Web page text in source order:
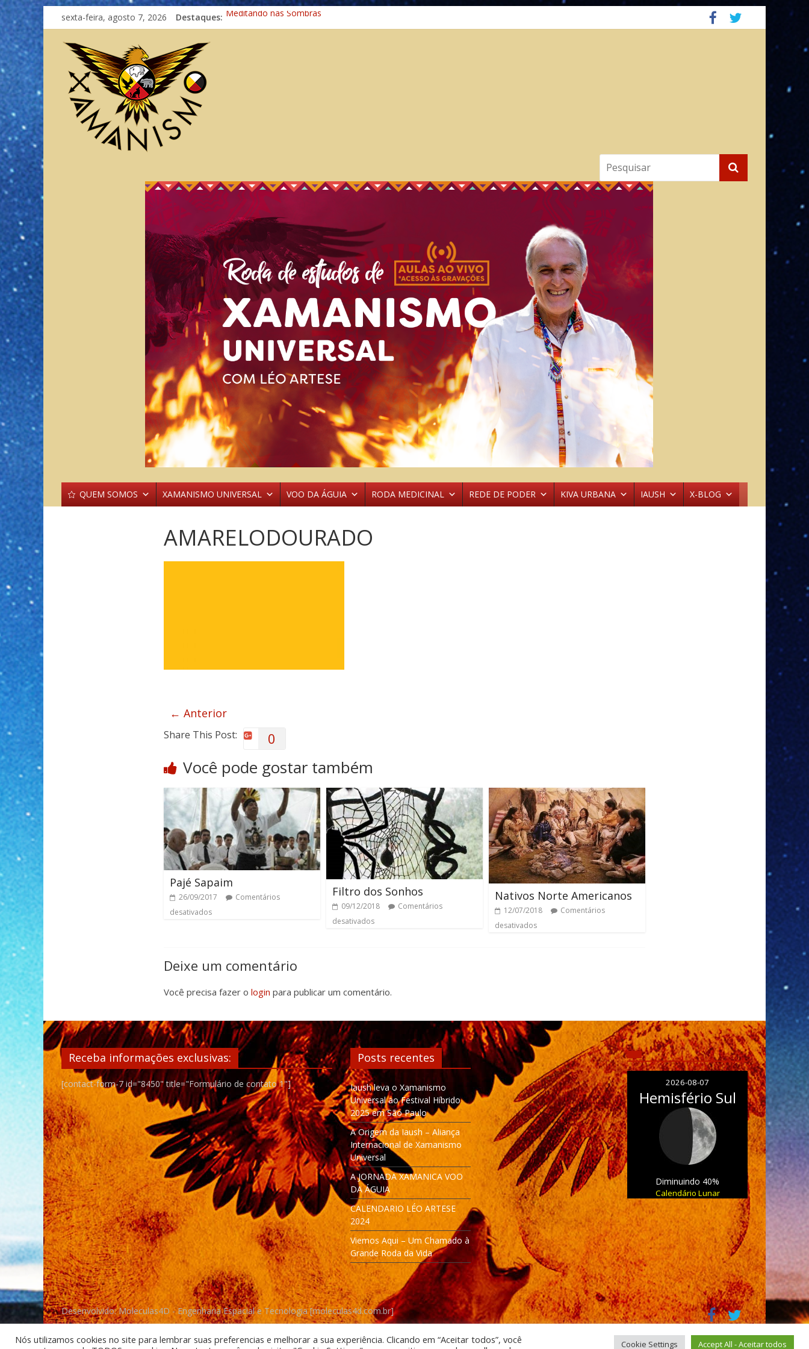
sexta-feira, agosto 7, 2026 Destaques: Meditando nas Sombras
Autosuficiência: A Jornada do Espírito Ancestral
QUEM SOMOS XAMANISMO UNIVERSAL VOO DA ÁGUIA RODA MEDICINAL REDE DE PODER KIVA URBANA IAUSH X-BLOG
AMARELODOURADO
← Anterior
Share This Post: 0
Você pode gostar também
Pajé Sapaim
26/09/2017
Comentários
desativados
Filtro dos Sonhos
09/12/2018
Comentários
desativados
Nativos Norte Americanos
12/07/2018
Comentários
desativados
Deixe um comentário
Você precisa fazer o login para publicar um comentário.
Receba informações exclusivas:
[contact-form-7 id="8450" title="Formulário de contato 1"]
Posts recentes
Iaush leva o Xamanismo
Universal ao Festival Híbrido
2025 em São Paulo
A Origem da Iaush – Aliança
Internacional de Xamanismo
Universal
A JORNADA XAMANICA VOO
DA ÁGUIA
CALENDARIO LÉO ARTESE
2024
Viemos Aqui – Um Chamado à
Grande Roda da Vida
2026-08-07
Hemisfério Sul
Diminuindo 40%
Calendário Lunar
Desenvolvido: Moleculas4D - Engenharia Espacial e Tecnologia [moleculas4d.com.br]
Nós utilizamos cookies no site para lembrar suas preferencias e melhorar a sua experiência. Clicando em “Aceitar todos”, você
Cookie Settings Accept All - Aceitar todos